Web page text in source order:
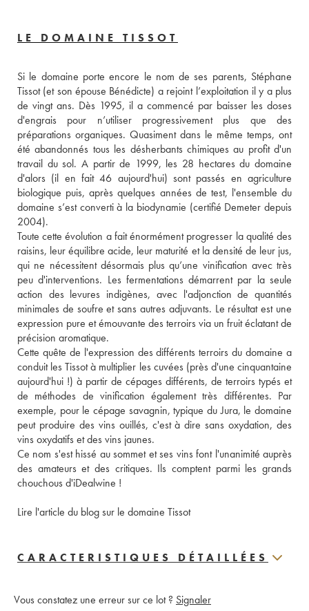
LE DOMAINE TISSOT
Si le domaine porte encore le nom de ses parents, Stéphane
Tissot (et son épouse Bénédicte) a rejoint l’exploitation il y a plus
de vingt ans. Dès 1995, il a commencé par baisser les doses
d'engrais pour n’utiliser progressivement plus que des
préparations organiques. Quasiment dans le même temps, ont
été abandonnés tous les désherbants chimiques au profit d'un
travail du sol. A partir de 1999, les 28 hectares du domaine
d'alors (il en fait 46 aujourd'hui) sont passés en agriculture
biologique puis, après quelques années de test, l'ensemble du
domaine s’est converti à la biodynamie (certifié Demeter depuis
2004).
Toute cette évolution a fait énormément progresser la qualité des
raisins, leur équilibre acide, leur maturité et la densité de leur jus,
qui ne nécessitent désormais plus qu’une vinification avec très
peu d'interventions. Les fermentations démarrent par la seule
action des levures indigènes, avec l'adjonction de quantités
minimales de soufre et sans autres adjuvants. Le résultat est une
expression pure et émouvante des terroirs via un fruit éclatant de
précision aromatique.
Cette quête de l'expression des différents terroirs du domaine a
conduit les Tissot à multiplier les cuvées (près d'une cinquantaine
aujourd'hui !) à partir de cépages différents, de terroirs typés et
de méthodes de vinification également très différentes. Par
exemple, pour le cépage savagnin, typique du Jura, le domaine
peut produire des vins ouillés, c'est à dire sans oxydation, des
vins oxydatifs et des vins jaunes.
Ce nom s'est hissé au sommet et ses vins font l'unanimité auprès
des amateurs et des critiques. Ils comptent parmi les grands
chouchous d'iDealwine !
Lire l'article du blog sur le domaine Tissot
CARACTERISTIQUES DÉTAILLÉES
Vous constatez une erreur sur ce lot ? Signaler